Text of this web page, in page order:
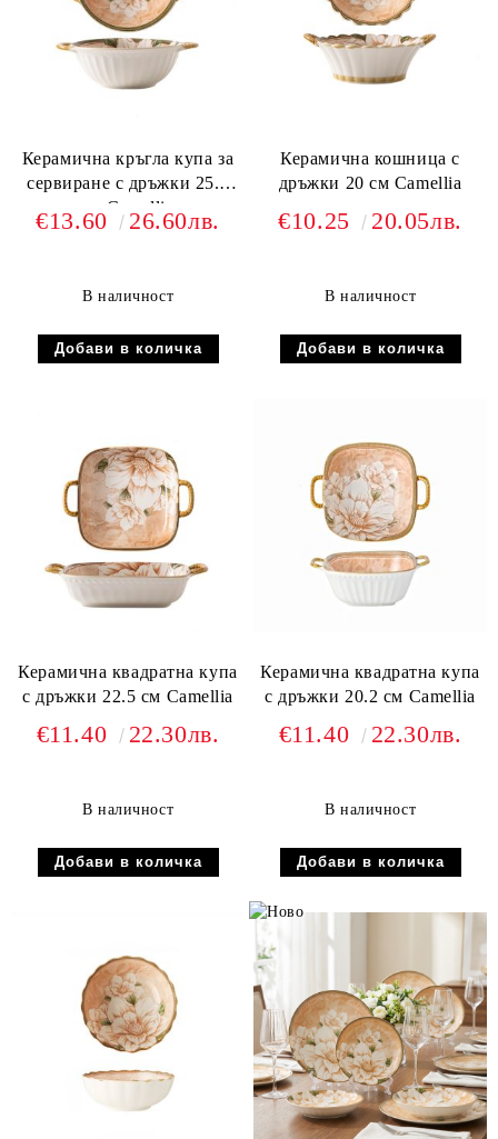
Керамична кръгла купа за
сервиране с дръжки 25.3
см Camellia
€13.60 26.60лв.
В наличност
Керамична кошница с
дръжки 20 см Camellia
€10.25 20.05лв.
В наличност
Керамична квадратна купа
с дръжки 22.5 см Camellia
€11.40 22.30лв.
В наличност
Керамична квадратна купа
с дръжки 20.2 см Camellia
€11.40 22.30лв.
В наличност